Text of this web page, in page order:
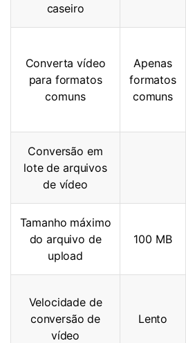
caseiro
Converta vídeo
para formatos
comuns
Apenas
formatos
comuns
Conversão em
lote de arquivos
de vídeo
Tamanho máximo
do arquivo de
upload
100 MB
Velocidade de
conversão de
vídeo
Lento